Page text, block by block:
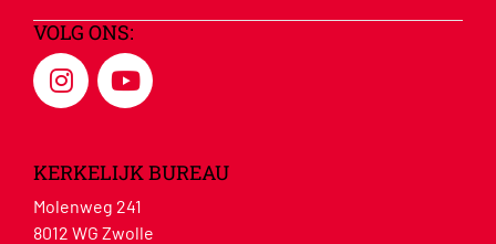
VOLG ONS:
KERKELIJK BUREAU
Molenweg 241
8012 WG Zwolle